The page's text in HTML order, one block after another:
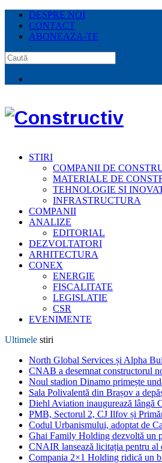
DESPRE NOI
CONTACT
ABONEAZA-TE
STIRI
COMPANII DE
MATERIALE DE
TEHNOLOGIE SI
INFRASTRUCTURA
COMPANII
ANALIZE
EDITORIAL
DEZVOLTATORI
ARHITECTURA
CONEX
ENERGIE
FISCALITATE
LEGISLATIE
CSR
EVENIMENTE
Ultimele stiri
North Global Services și Alpha
CNAB a desemnat constructorul
Noul stadion Dinamo primește
Sala Polivalentă din Brașov a
Diehl Aviation inaugurează lângă
PMB, Sectorul 2, CJ Ilfov și
Codul Urbanismului, adoptat de
Ghai Family Holding dezvoltă un
CNAIR lansează licitația pentru al
Compania 2×1 Holding ridică un